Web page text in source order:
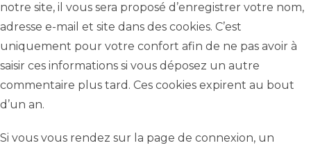
notre site, il vous sera proposé d’enregistrer votre nom,
adresse e-mail et site dans des cookies. C’est
uniquement pour votre confort afin de ne pas avoir à
saisir ces informations si vous déposez un autre
commentaire plus tard. Ces cookies expirent au bout
d’un an.
Si vous vous rendez sur la page de connexion, un